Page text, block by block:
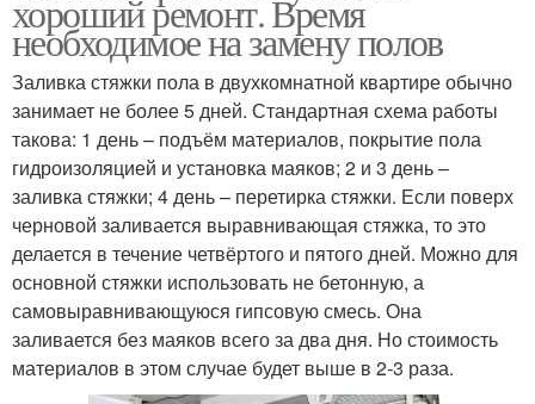
хороший ремонт. Время
необходимое на замену полов
Заливка стяжки пола в двухкомнатной квартире обычно
занимает не более 5 дней. Стандартная схема работы
такова: 1 день – подъём материалов, покрытие пола
гидроизоляцией и установка маяков; 2 и 3 день –
заливка стяжки; 4 день – перетирка стяжки. Если поверх
черновой заливается выравнивающая стяжка, то это
делается в течение четвёртого и пятого дней. Можно для
основной стяжки использовать не бетонную, а
самовыравнивающуюся гипсовую смесь. Она
заливается без маяков всего за два дня. Но стоимость
материалов в этом случае будет выше в 2-3 раза.